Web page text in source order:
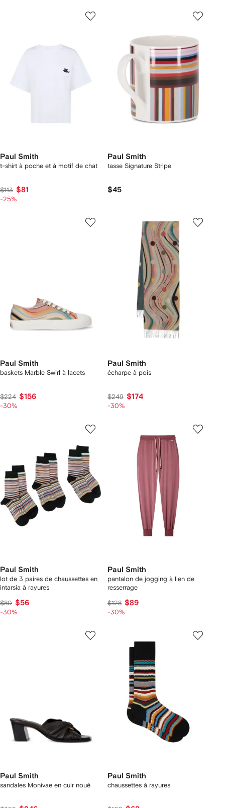
Paul Smith
t-shirt à poche et à motif de chat
$113 $81
-25%
Paul Smith
tasse Signature Stripe
$45
Paul Smith
baskets Marble Swirl à lacets
$224 $156
-30%
Paul Smith
écharpe à pois
$249 $174
-30%
Paul Smith
lot de 3 paires de chaussettes en
intarsia à rayures
$80 $56
-30%
Paul Smith
pantalon de jogging à lien de
resserrage
$128 $89
-30%
Paul Smith
sandales Monivae en cuir noué
Paul Smith
chaussettes à rayures